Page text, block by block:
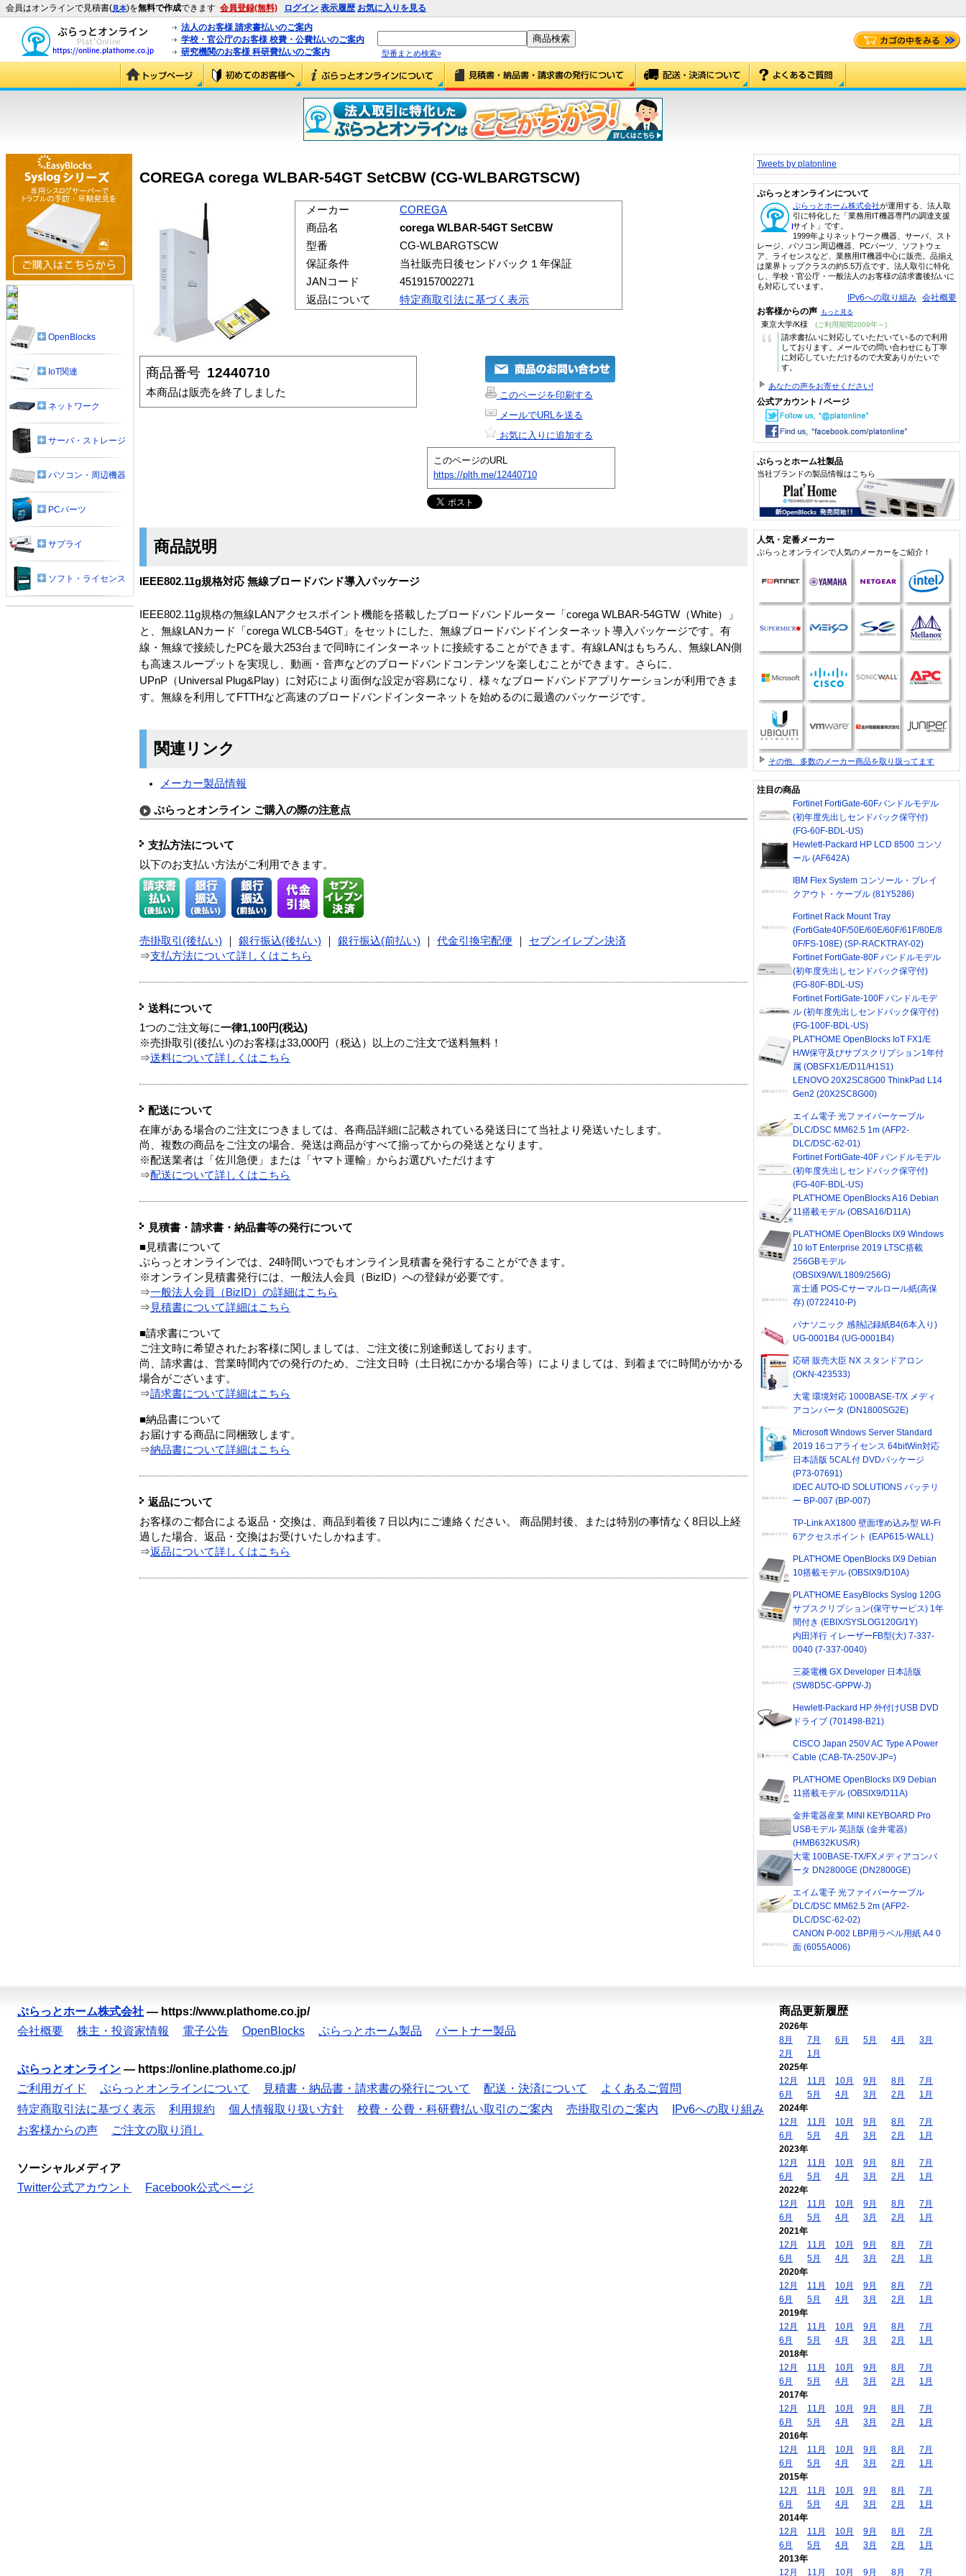
会員はオンラインで見積書(見本)を無料で作成できます 会員登録(無料) ログイン 表示履歴 お気に入りを見る
法人のお客様 請求書払いのご案内
学校・官公庁のお客様 校費・公費払いのご案内
研究機関のお客様 科研費払いのご案内
型番まとめ検索»
COREGA corega WLBAR-54GT SetCBW (CG-WLBARGTSCW)
メーカー
COREGA
商品名
corega WLBAR-54GT SetCBW
型番
CG-WLBARGTSCW
保証条件
当社販売日後センドバック１年保証
JANコード
4519157002271
返品について
特定商取引法に基づく表示
商品番号 12440710
本商品は販売を終了しました
このページを印刷する
メールでURLを送る
お気に入りに追加する
このページのURL
https://plth.me/12440710
商品説明
IEEE802.11g規格対応 無線ブロードバンド導入パッケージ
IEEE802.11g規格の無線LANアクセスポイント機能を搭載したブロードバンドルーター「corega WLBAR-54GTW（White）」
と、無線LANカード「corega WLCB-54GT」をセットにした、無線ブロードバンドインターネット導入パッケージです。有
線・無線で接続したPCを最大253台まで同時にインターネットに接続することができます。有線LANはもちろん、無線LAN側
も高速スループットを実現し、動画・音声などのブロードバンドコンテンツを楽しむことができます。さらに、
UPnP（Universal Plug&Play）に対応により面倒な設定が容易になり、様々なブロードバンドアプリケーションが利用できま
す。無線を利用してFTTHなど高速のブロードバンドインターネットを始めるのに最適のパッケージです。
関連リンク
メーカー製品情報
ぷらっとオンライン ご購入の際の注意点
支払方法について
以下のお支払い方法がご利用できます。
売掛取引(後払い) 銀行振込(後払い) 銀行振込(前払い) 代金引換宅配便
セブンイレブン決済
⇒支払方法について詳しくはこちら
送料について
1つのご注文毎に一律1,100円(税込)
※売掛取引(後払い)のお客様は33,000円（税込）以上のご注文で送料無料！
⇒送料について詳しくはこちら
配送について
在庫がある場合のご注文につきましては、各商品詳細に記載されている発送日にて当社より発送いたします。
尚、複数の商品をご注文の場合、発送は商品がすべて揃ってからの発送となります。
※配送業者は「佐川急便」または「ヤマト運輸」からお選びいただけます
⇒配送について詳しくはこちら
見積書・請求書・納品書等の発行について
■見積書について
ぷらっとオンラインでは、24時間いつでもオンライン見積書を発行することができます。
※オンライン見積書発行には、一般法人会員（BizID）への登録が必要です。
⇒一般法人会員（BizID）の詳細はこちら
⇒ 見積書について詳細はこちら
■請求書について
ご注文時に希望されたお客様に関しましては、ご注文後に別途郵送しております。
尚、請求書は、営業時間内での発行のため、ご注文日時（土日祝にかかる場合等）によりましては、到着までに時間がかかる
場合がございます。
⇒請求書について詳細はこちら
■納品書について
お届けする商品に同梱致します。
⇒納品書について詳細はこちら
返品について
お客様のご都合による返品・交換は、商品到着後７日以内にご連絡ください。 商品開封後、または特別の事情なく8日以上経
過した場合、返品・交換はお受けいたしかねます。
⇒返品について詳しくはこちら
OpenBlocks
IoT関連
ネットワーク
サーバ・ストレージ
パソコン・周辺機器
PCパーツ
サプライ
ソフト・ライセンス
Tweets by platonline
ぷらっとオンラインについて
ぷらっとホーム株式会社が運用する、法人取
引に特化した「業務用IT機器専門の調達支援
サイト」です。
1999年よりネットワーク機器、サーバ、スト
レージ、パソコン周辺機器、PCパーツ、ソフトウェ
ア、ライセンスなど、業務用IT機器中心に販売。品揃え
は業界トップクラスの約5.5万点です。法人取引に特化
し、学校・官公庁・一般法人のお客様の請求書後払いに
も対応しています。
IPv6への取り組み 会社概要
お客様からの声 もっと見る
東京大学/K様 (ご利用期間2009年～)
“
請求書払いに対応していただいているので利用
しております。メールでの問い合わせにも丁寧
に対応していただけるので大変ありがたいで
す。
あなたの声をお寄せください!
公式アカウント / ページ
ぷらっとホーム社製品
当社ブランドの製品情報はこちら
人気・定番メーカー
ぷらっとオンラインで人気のメーカーをご紹介！
その他、多数のメーカー商品を取り扱ってます
注目の商品
Fortinet FortiGate-60Fバンドルモデル
(初年度先出しセンドバック保守付)
(FG-60F-BDL-US)
Hewlett-Packard HP LCD 8500 コンソ
ール (AF642A)
IBM Flex System コンソール・ブレイ
クアウト・ケーブル (81Y5286)
Fortinet Rack Mount Tray
(FortiGate40F/50E/60E/60F/61F/80E/8
0F/FS-108E) (SP-RACKTRAY-02)
Fortinet FortiGate-80F バンドルモデル
(初年度先出しセンドバック保守付)
(FG-80F-BDL-US)
Fortinet FortiGate-100F バンドルモデ
ル (初年度先出しセンドバック保守付)
(FG-100F-BDL-US)
PLAT'HOME OpenBlocks IoT FX1/E
H/W保守及びサブスクリプション1年付
属 (OBSFX1/E/D11/H1S1)
LENOVO 20X2SC8G00 ThinkPad L14
Gen2 (20X2SC8G00)
エイム電子 光ファイバーケーブル
DLC/DSC MM62.5 1m (AFP2-
DLC/DSC-62-01)
Fortinet FortiGate-40F バンドルモデル
(初年度先出しセンドバック保守付)
(FG-40F-BDL-US)
PLAT'HOME OpenBlocks A16 Debian
11搭載モデル (OBSA16/D11A)
PLAT'HOME OpenBlocks IX9 Windows
10 IoT Enterprise 2019 LTSC搭載
256GBモデル
(OBSIX9/W/L1809/256G)
富士通 POS-Cサーマルロール紙(高保
存) (0722410-P)
パナソニック 感熱記録紙B4(6本入り)
UG-0001B4 (UG-0001B4)
応研 販売大臣 NX スタンドアロン
(OKN-423533)
大電 環境対応 1000BASE-T/X メディ
アコンバータ (DN1800SG2E)
Microsoft Windows Server Standard
2019 16コアライセンス 64bitWin対応
日本語版 5CAL付 DVDパッケージ
(P73-07691)
IDEC AUTO-ID SOLUTIONS バッテリ
ー BP-007 (BP-007)
TP-Link AX1800 壁面埋め込み型 Wi-Fi
6アクセスポイント (EAP615-WALL)
PLAT'HOME OpenBlocks IX9 Debian
10搭載モデル (OBSIX9/D10A)
PLAT'HOME EasyBlocks Syslog 120G
サブスクリプション(保守サービス) 1年
間付き (EBIX/SYSLOG120G/1Y)
内田洋行 イレーザーFB型(大) 7-337-
0040 (7-337-0040)
三菱電機 GX Developer 日本語版
(SW8D5C-GPPW-J)
Hewlett-Packard HP 外付けUSB DVD
ドライブ (701498-B21)
CISCO Japan 250V AC Type A Power
Cable (CAB-TA-250V-JP=)
PLAT'HOME OpenBlocks IX9 Debian
11搭載モデル (OBSIX9/D11A)
金井電器産業 MINI KEYBOARD Pro
USBモデル 英語版 (金井電器)
(HMB632KUS/R)
大電 100BASE-TX/FXメディアコンバ
ータ DN2800GE (DN2800GE)
エイム電子 光ファイバーケーブル
DLC/DSC MM62.5 2m (AFP2-
DLC/DSC-62-02)
CANON P-002 LBP用ラベル用紙 A4 0
面 (6055A006)
ぷらっとホーム株式会社 — https://www.plathome.co.jp/
会社概要
株主・投資家情報 電子公告 OpenBlocks ぷらっとホーム製品 パートナー製品
ぷらっとオンライン — https://online.plathome.co.jp/
ご利用ガイド
ぷらっとオンラインについて 見積書・納品書・請求書の発行について 配送・決済について
よくあるご質問
特定商取引法に基づく表示
利用規約 個人情報取り扱い方針 校費・公費・科研費払い取引のご案内 売掛取引のご案内
IPv6への取り組み
お客様からの声
ご注文の取り消し
ソーシャルメディア
Twitter公式アカウント
Facebook公式ページ
商品更新履歴
2026年
8月
7月 6月 5月 4月
3月
2月
1月
2025年
12月
11月 10月 9月 8月
7月
6月
5月 4月 3月 2月
1月
2024年
12月
11月 10月 9月 8月
7月
6月
5月 4月 3月 2月
1月
2023年
12月
11月 10月 9月 8月
7月
6月
5月 4月 3月 2月
1月
2022年
12月
11月 10月 9月 8月
7月
6月
5月 4月 3月 2月
1月
2021年
12月
11月 10月 9月 8月
7月
6月
5月 4月 3月 2月
1月
2020年
12月
11月 10月 9月 8月
7月
6月
5月 4月 3月 2月
1月
2019年
12月
11月 10月 9月 8月
7月
6月
5月 4月 3月 2月
1月
2018年
12月
11月 10月 9月 8月
7月
6月
5月 4月 3月 2月
1月
2017年
12月
11月 10月 9月 8月
7月
6月
5月 4月 3月 2月
1月
2016年
12月
11月 10月 9月 8月
7月
6月
5月 4月 3月 2月
1月
2015年
12月
11月 10月 9月 8月
7月
6月
5月 4月 3月 2月
1月
2014年
12月
11月 10月 9月 8月
7月
6月
5月 4月 3月 2月
1月
2013年
12月
11月 10月 9月 8月 7月